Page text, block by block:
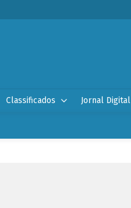
Classificados Jornal Digital